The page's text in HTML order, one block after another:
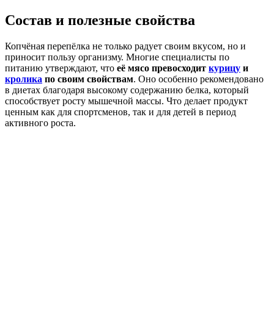
Состав и полезные свойства
Копчёная перепёлка не только радует своим вкусом, но и
приносит пользу организму. Многие специалисты по
питанию утверждают, что её мясо превосходит курицу и
кролика по своим свойствам. Оно особенно рекомендовано
в диетах благодаря высокому содержанию белка, который
способствует росту мышечной массы. Что делает продукт
ценным как для спортсменов, так и для детей в период
активного роста.